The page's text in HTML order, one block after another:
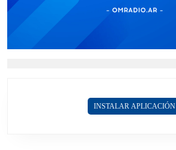
INSTALAR APLICACIÓN